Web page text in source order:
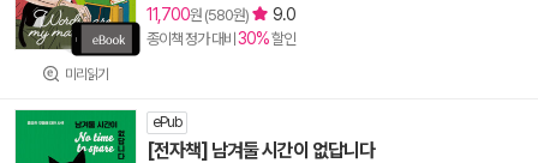
미리읽기
11,700원 (580원) 9.0
종이책 정가 대비 30%할인
ePub
[전자책] 남겨둘 시간이 없답니다